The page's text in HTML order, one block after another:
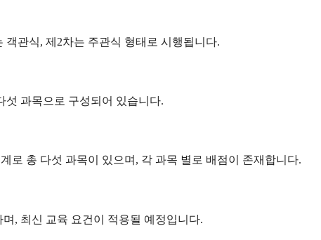
관식, 제2차는 주관식 형태로 시행됩니다.
섯 과목으로 구성되어 있습니다.
로 총 다섯 과목이 있으며, 각 과목 별로 배점이 존재합니다.
, 최신 교육 요건이 적용될 예정입니다.